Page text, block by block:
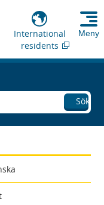
International
residents
Meny
Sök